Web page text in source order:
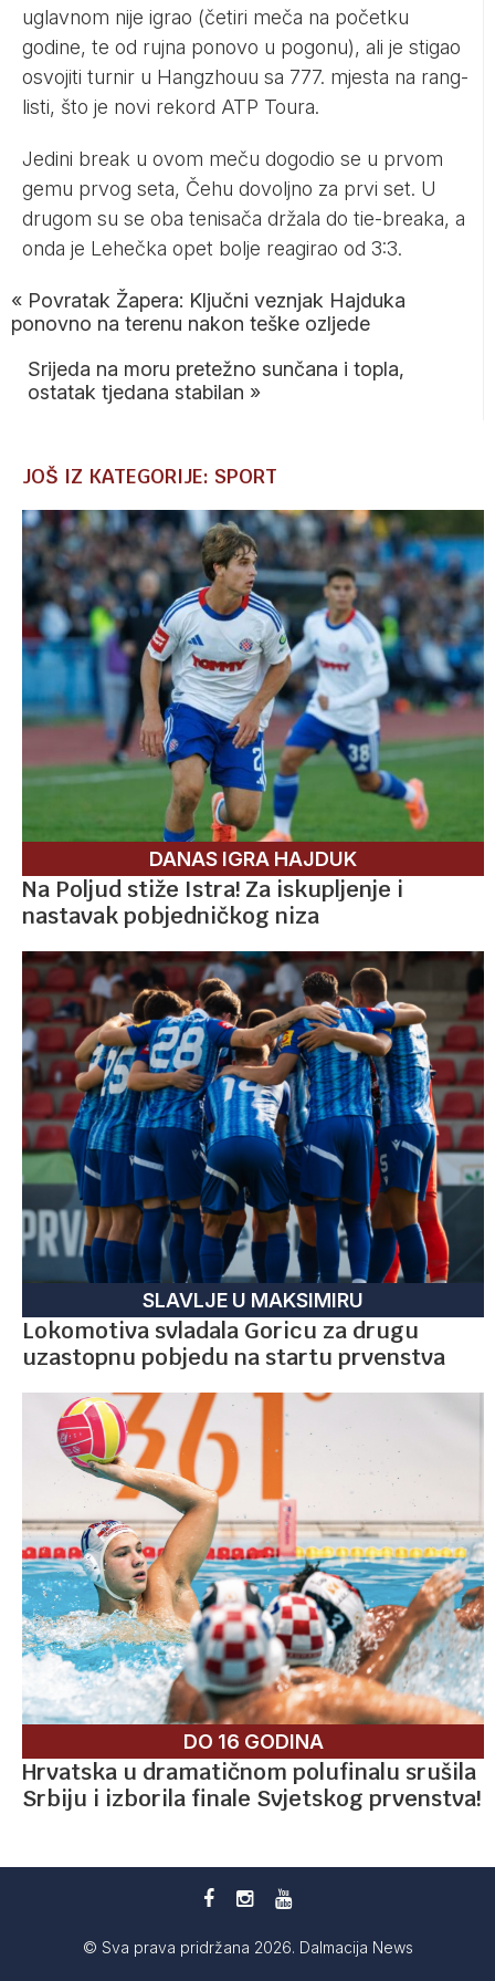
uglavnom nije igrao (četiri meča na početku
godine, te od rujna ponovo u pogonu), ali je stigao
osvojiti turnir u Hangzhouu sa 777. mjesta na rang-
listi, što je novi rekord ATP Toura.
Jedini break u ovom meču dogodio se u prvom
gemu prvog seta, Čehu dovoljno za prvi set. U
drugom su se oba tenisača držala do tie-breaka, a
onda je Lehečka opet bolje reagirao od 3:3.
« Povratak Žapera: Ključni veznjak Hajduka
ponovno na terenu nakon teške ozljede
Srijeda na moru pretežno sunčana i topla,
ostatak tjedana stabilan »
JOŠ IZ KATEGORIJE: SPORT
DANAS IGRA HAJDUK
Na Poljud stiže Istra! Za iskupljenje i
nastavak pobjedničkog niza
SLAVLJE U MAKSIMIRU
Lokomotiva svladala Goricu za drugu
uzastopnu pobjedu na startu prvenstva
DO 16 GODINA
Hrvatska u dramatičnom polufinalu srušila
Srbiju i izborila finale Svjetskog prvenstva!
© Sva prava pridržana 2026. Dalmacija News